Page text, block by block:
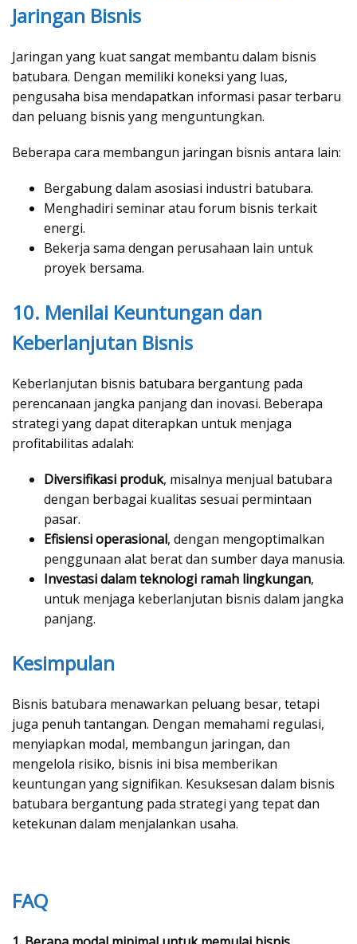
Jaringan Bisnis
Jaringan yang kuat sangat membantu dalam bisnis
batubara. Dengan memiliki koneksi yang luas,
pengusaha bisa mendapatkan informasi pasar terbaru
dan peluang bisnis yang menguntungkan.
Beberapa cara membangun jaringan bisnis antara lain:
Bergabung dalam asosiasi industri batubara.
Menghadiri seminar atau forum bisnis terkait
energi.
Bekerja sama dengan perusahaan lain untuk
proyek bersama.
10. Menilai Keuntungan dan
Keberlanjutan Bisnis
Keberlanjutan bisnis batubara bergantung pada
perencanaan jangka panjang dan inovasi. Beberapa
strategi yang dapat diterapkan untuk menjaga
profitabilitas adalah:
Diversifikasi produk, misalnya menjual batubara
dengan berbagai kualitas sesuai permintaan
pasar.
Efisiensi operasional, dengan mengoptimalkan
penggunaan alat berat dan sumber daya manusia.
Investasi dalam teknologi ramah lingkungan,
untuk menjaga keberlanjutan bisnis dalam jangka
panjang.
Kesimpulan
Bisnis batubara menawarkan peluang besar, tetapi
juga penuh tantangan. Dengan memahami regulasi,
menyiapkan modal, membangun jaringan, dan
mengelola risiko, bisnis ini bisa memberikan
keuntungan yang signifikan. Kesuksesan dalam bisnis
batubara bergantung pada strategi yang tepat dan
ketekunan dalam menjalankan usaha.
FAQ